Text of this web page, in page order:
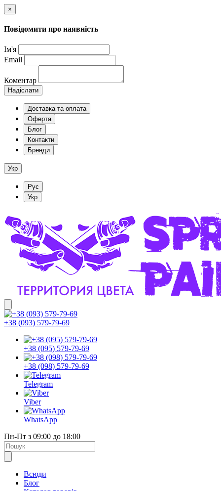
×
Повідомити про наявність
Ім'я
Email
Коментар
Надіслати
Доставка та оплата
Оферта
Блог
Контакти
Бренди
Укр
Рус
Укр
+38 (093) 579-79-69
+38 (095) 579-79-69
+38 (098) 579-79-69
Telegram
Viber
WhatsApp
Пн-Пт з 09:00 до 18:00
Всюди
Блог